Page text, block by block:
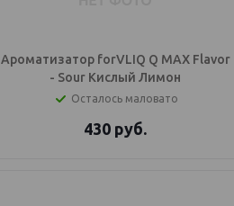
Ароматизатор forVLIQ Q MAX Flavor
- Sour Кислый Лимон
Осталось маловато
430 руб.